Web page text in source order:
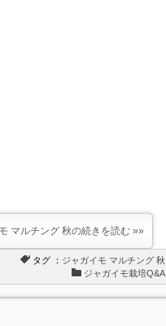
マルチング 秋の続きを読む »»
タグ ： ジャガイモ マルチング 秋
ジャガイモ栽培Q&A